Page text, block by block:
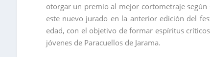
otorgar un premio al mejor cortometraje
este nuevo jurado en la anterior edición del
edad, con el objetivo de formar espíritus
jóvenes de Paracuellos de Jarama.